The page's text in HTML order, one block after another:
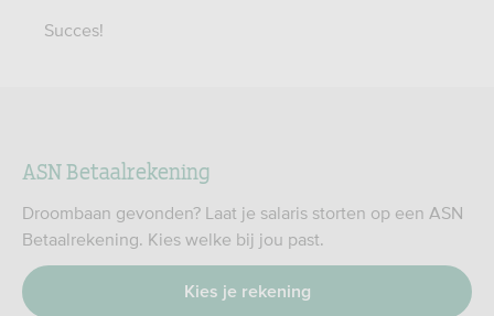
Succes!
ASN Betaalrekening
Droombaan gevonden? Laat je salaris storten op een ASN
Betaalrekening. Kies welke bij jou past.
Kies je rekening